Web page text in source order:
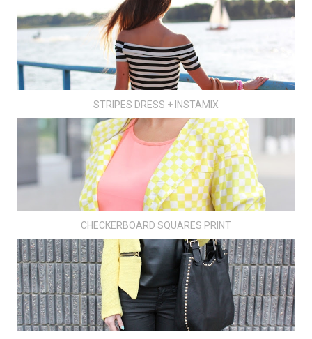
STRIPES DRESS + INSTAMIX
CHECKERBOARD SQUARES PRINT